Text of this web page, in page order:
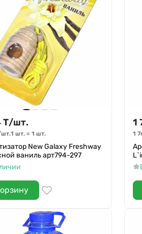
Т/шт.
шт.1 шт. = 1 шт.
New Galaxy Freshway
ваниль арт794-297
1
1